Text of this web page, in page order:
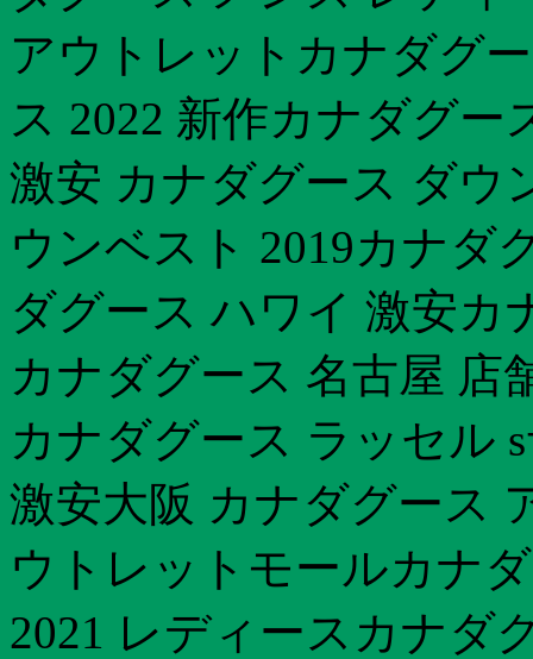
アウトレットカナダグ
ス 2022 新作カナダグー
激安 カナダグース ダウ
ウンベスト 2019カナダ
ダグース ハワイ 激安カ
カナダグース 名古屋 店
カナダグース ラッセル
激安大阪 カナダグース
ウトレットモールカナ
2021 レディースカナダ